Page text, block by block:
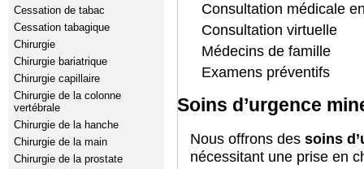
Cessation de tabac
Cessation tabagique
Chirurgie
Chirurgie bariatrique
Chirurgie capillaire
Chirurgie de la colonne
vertébrale
Chirurgie de la hanche
Chirurgie de la main
Chirurgie de la prostate
Consultation médicale
Consultation virtuelle
Médecins de famille
Examens préventifs
Soins d’urgence
Nous offrons des soins
nécessitant une prise en